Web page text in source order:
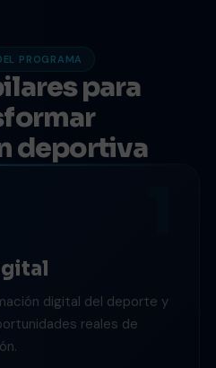
PROGRAMA
para
deportiva
digital del deporte y
reales de